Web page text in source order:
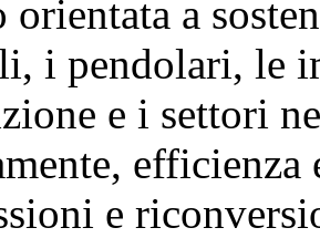
orientata a
i pendolari, le
e i settori
efficienza
e